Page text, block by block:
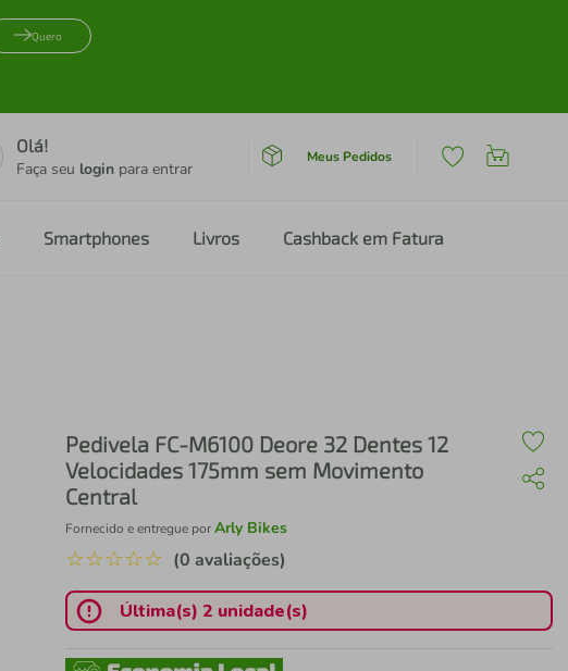
Quero
Olá!
Faça seu login para entrar
Meus Pedidos
Smartphones Livros Cashback em Fatura
Pedivela FC-M6100 Deore 32 Dentes 12
Velocidades 175mm sem Movimento
Central
Fornecido e entregue porArly Bikes
☆☆☆☆☆ (0 avaliações)
Última(s) 2 unidade(s)